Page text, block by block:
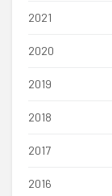
2021
2020
2019
2018
2017
2016